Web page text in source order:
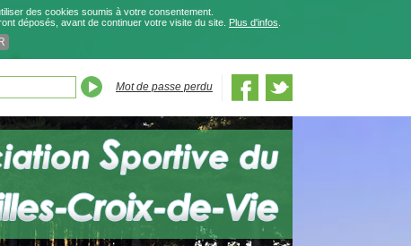
Mot de passe perdu
des cookies soumis à votre consentement.
déposés, avant de continuer votre visite du site. Plus d'infos